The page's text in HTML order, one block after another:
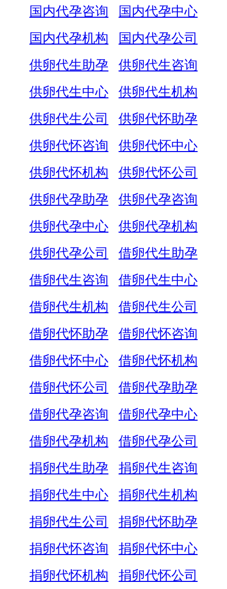
国内代孕咨询
国内代孕中心
国内代孕机构
国内代孕公司
供卵代生助孕
供卵代生咨询
供卵代生中心
供卵代生机构
供卵代生公司
供卵代怀助孕
供卵代怀咨询
供卵代怀中心
供卵代怀机构
供卵代怀公司
供卵代孕助孕
供卵代孕咨询
供卵代孕中心
供卵代孕机构
供卵代孕公司
借卵代生助孕
借卵代生咨询
借卵代生中心
借卵代生机构
借卵代生公司
借卵代怀助孕
借卵代怀咨询
借卵代怀中心
借卵代怀机构
借卵代怀公司
借卵代孕助孕
借卵代孕咨询
借卵代孕中心
借卵代孕机构
借卵代孕公司
捐卵代生助孕
捐卵代生咨询
捐卵代生中心
捐卵代生机构
捐卵代生公司
捐卵代怀助孕
捐卵代怀咨询
捐卵代怀中心
捐卵代怀机构
捐卵代怀公司